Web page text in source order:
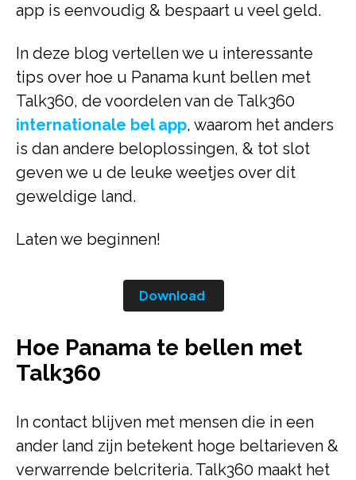
app is eenvoudig & bespaart u veel geld.
In deze blog vertellen we u interessante
tips over hoe u Panama kunt bellen met
Talk360, de voordelen van de Talk360
internationale bel app, waarom het anders
is dan andere beloplossingen, & tot slot
geven we u de leuke weetjes over dit
geweldige land.
Laten we beginnen!
Download
Hoe Panama te bellen met
Talk360
In contact blijven met mensen die in een
ander land zijn betekent hoge beltarieven &
verwarrende belcriteria. Talk360 maakt het